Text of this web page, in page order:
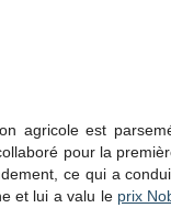
agricole est
pour la
ce qui a
et lui a valu le prix